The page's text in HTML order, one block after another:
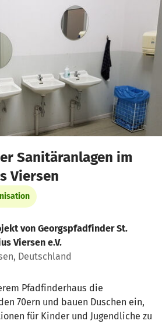
Sanitäranlagen im
Viersen
von Georgspfadfinder St.
Viersen e.V.
Deutschland
Pfadfinderhaus die
70ern und bauen Duschen ein,
für Kinder und Jugendliche zu